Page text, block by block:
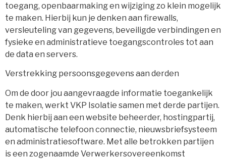
toegang, openbaarmaking en wijziging zo klein mogelijk
te maken. Hierbij kun je denken aan firewalls,
versleuteling van gegevens, beveiligde verbindingen en
fysieke en administratieve toegangscontroles tot aan
de data en servers.
Verstrekking persoonsgegevens aan derden
Om de door jou aangevraagde informatie toegankelijk
te maken, werkt VKP Isolatie samen met derde partijen.
Denk hierbij aan een website beheerder, hostingpartij,
automatische telefoon connectie, nieuwsbriefsysteem
en administratiesoftware. Met alle betrokken partijen
is een zogenaamde Verwerkersovereenkomst